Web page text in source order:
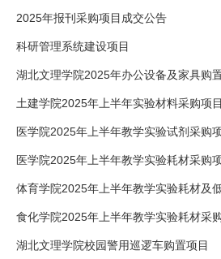
2025年报刊采购项目成交公告
科研管理系统建设项目
湖北文理学院2025年办公设备及家具购
土建学院2025年上半年实验材料采购项目
医学院2025年上半年教学实验试剂采购
医学院2025年上半年教学实验耗材采购
体育学院2025年上半年教学实验耗材及
食化学院2025年上半年教学实验耗材采
湖北文理学院校园警用巡逻车购置项目